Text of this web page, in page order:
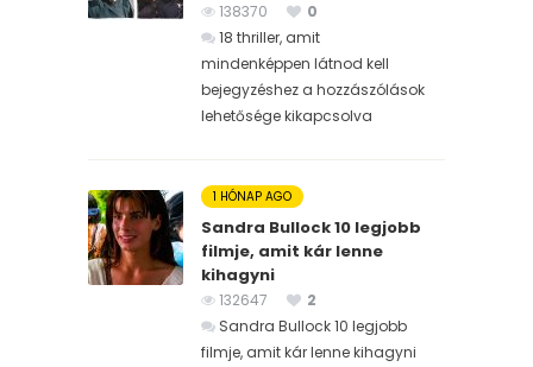
138370
0
18 thriller, amit
mindenképpen látnod kell
bejegyzéshez a hozzászólások
lehetősége kikapcsolva
1 HÓNAP AGO
Sandra Bullock 10 legjobb
filmje, amit kár lenne
kihagyni
132647
2
Sandra Bullock 10 legjobb
filmje, amit kár lenne kihagyni